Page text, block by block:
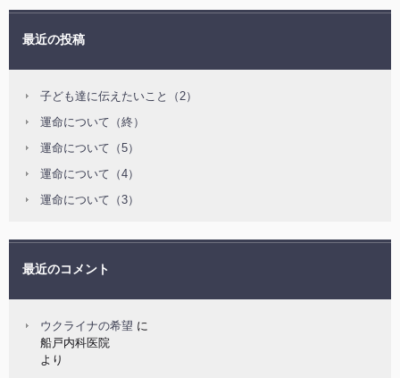
最近の投稿
子ども達に伝えたいこと（2）
運命について（終）
運命について（5）
運命について（4）
運命について（3）
最近のコメント
ウクライナの希望 に
船戸内科医院
より